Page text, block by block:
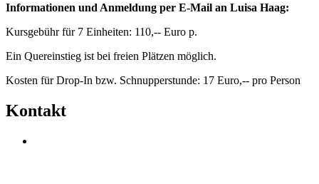
Informationen und Anmeldung per E-Mail an Luisa Haag:
Kursgebühr für 7 Einheiten: 110,-- Euro p.
Ein Quereinstieg ist bei freien Plätzen möglich.
Kosten für Drop-In bzw. Schnupperstunde: 17 Euro,-- pro Person
Kontakt